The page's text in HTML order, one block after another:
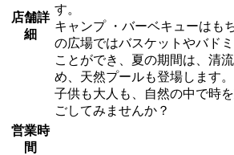
店舗詳
細
す。
キャンプ ・バーベキューはも
の広場ではバスケットやバド
ことができ、夏の期間は、清
め、天然プールも登場します。
子供も大人も、自然の中で時
ごしてみませんか？
営業時
間